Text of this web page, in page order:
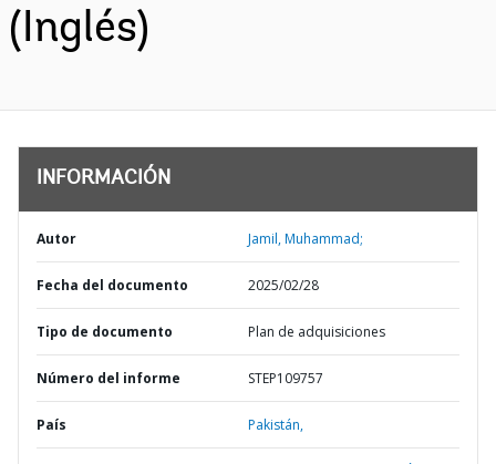
(Inglés)
INFORMACIÓN
Autor Jamil, Muhammad;
Fecha del documento 2025/02/28
Tipo de documento Plan de adquisiciones
Número del informe STEP109757
País Pakistán,